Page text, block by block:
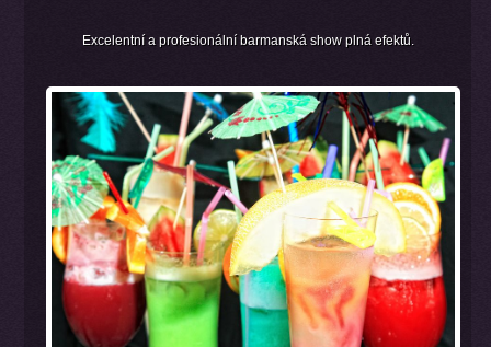
Excelentní a profesionální barmanská show plná efektů.